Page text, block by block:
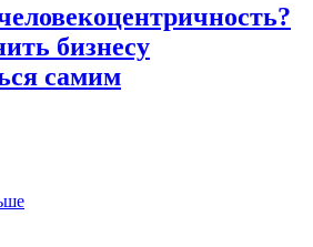
бизнесу
самим